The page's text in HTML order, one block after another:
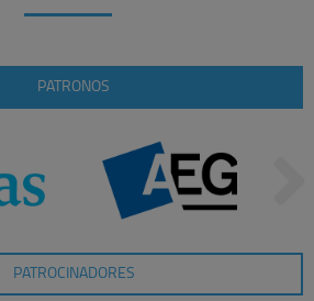
PATRONOS
PATROCINADORES